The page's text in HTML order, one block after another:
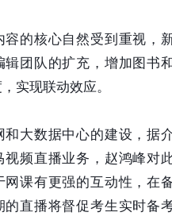
容的核心自然受到重视，
辑团队的扩充，增加图书
实现联动效应。
和大数据中心的建设，据
视频直播业务，赵鸿峰对
网课有更强的互动性，在
的直播将督促考生实时备